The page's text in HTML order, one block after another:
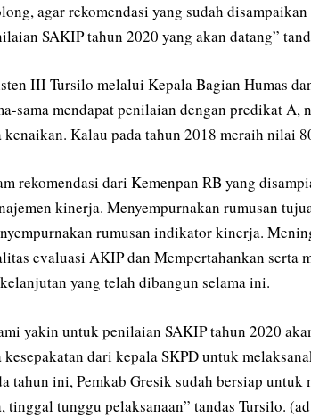
agar rekomendasi yang sudah
SAKIP tahun 2020 yang akan datang”
III Tursilo melalui Kepala Bagian Humas
sama mendapat penilaian dengan predikat
kenaikan. Kalau pada tahun 2018 meraih nilai
rekomendasi dari Kemenpan RB yang
kinerja. Menyempurnakan rumusan
rumusan indikator kinerja.
evaluasi AKIP dan Mempertahankan serta
yang telah dibangun selama ini.
yakin untuk penilaian SAKIP tahun 2020
kesepakatan dari kepala SKPD untuk
tahun ini, Pemkab Gresik sudah bersiap untuk
tinggal tunggu pelaksanaan” tandas Tursilo.